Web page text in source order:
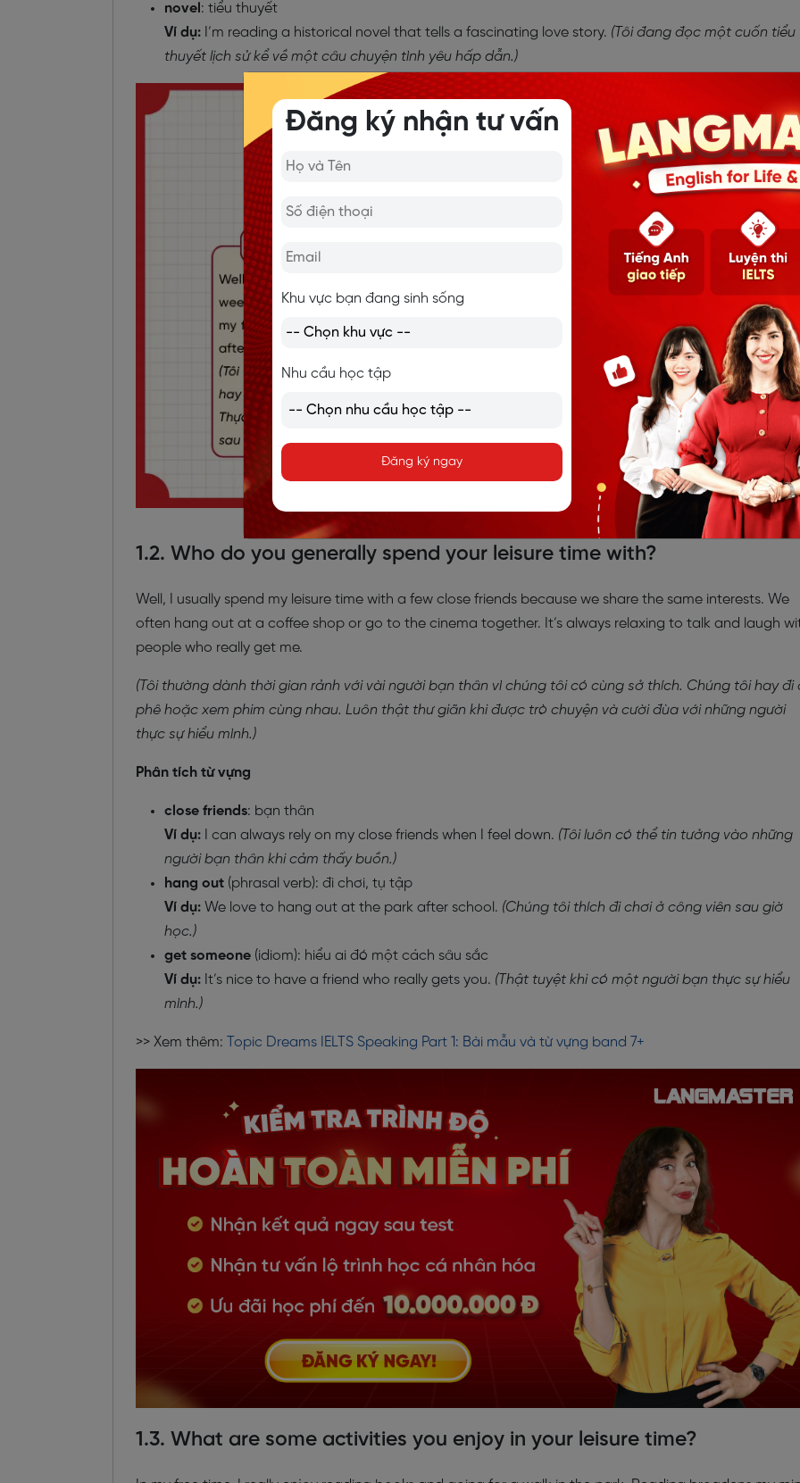
novel : tiểu thuyết
Ví dụ: I’m reading a historical novel that tells a fascinating love story. (Tôi đang đọc một cuốn tiểu
thuyết lịch sử kể về một câu chuyện tình yêu hấp dẫn.)
1.2. Who do you generally spend your leisure time with?
Well, I usually spend my leisure time with a few close friends because we share the same interests. We
often hang out at a coffee shop or go to the cinema together. It’s always relaxing to talk and laugh
people who really get me.
(Tôi thường dành thời gian rảnh với vài người bạn thân vì chúng tôi có cùng sở thích. Chúng tôi hay đi
phê hoặc xem phim cùng nhau. Luôn thật thư giãn khi được trò chuyện và cười đùa với những người
thực sự hiểu mình.)
Phân tích từ vựng
close friends: bạn thân
Ví dụ: I can always rely on my close friends when I feel down. (Tôi luôn có thể tin tưởng vào những
người bạn thân khi cảm thấy buồn.)
hang out (phrasal verb): đi chơi, tụ tập
Ví dụ: We love to hang out at the park after school. (Chúng tôi thích đi chơi ở công viên sau giờ
học.)
get someone (idiom): hiểu ai đó một cách sâu sắc
Ví dụ: It’s nice to have a friend who really gets you. (Thật tuyệt khi có một người bạn thực sự hiểu
mình.)
>> Xem thêm: Topic Dreams IELTS Speaking Part 1: Bài mẫu và từ vựng band 7+
1.3. What are some activities you enjoy in your leisure time?
Đăng ký nhận tư vấn
Khu vực bạn đang sinh sống
Nhu cầu học tập
Đăng ký ngay